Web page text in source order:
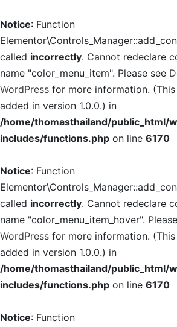
Notice: Function
called incorrectly. Cannot redeclare
name "color_menu_item". Please see
WordPress for more information.
added in version 1.0.0.) in
/home/thomasthailand/public_html/
includes/functions.php on line 6170
Notice: Function
called incorrectly. Cannot redeclare
name "color_menu_item_hover".
WordPress for more information.
added in version 1.0.0.) in
/home/thomasthailand/public_html/
includes/functions.php on line 6170
Notice: Function